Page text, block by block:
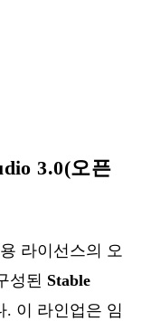
3.0(오픈
라이선스의 오
성된 Stable
. 이 라인업은 임